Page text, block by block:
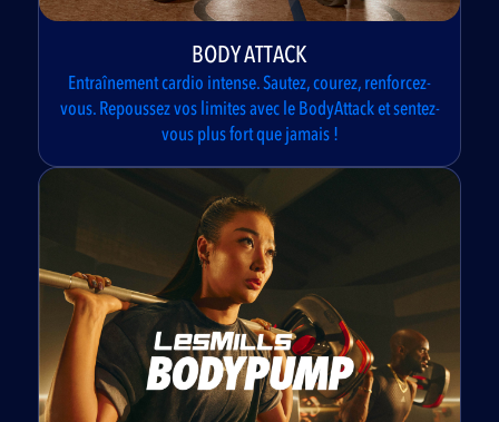
BODY ATTACK
Entraînement cardio intense. Sautez, courez, renforcez-
vous. Repoussez vos limites avec le BodyAttack et sentez-
vous plus fort que jamais !